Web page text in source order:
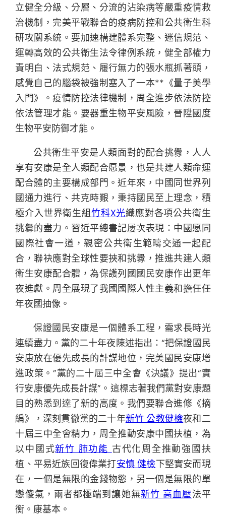
立健全分級、分層、分流的沾染病等嚴重疫情救
治機制，完美平戰聯合的疫病防控和公共衛生科
研攻關系統。要加速構建體系完整、迷信規范、
運轉高效的公共衛生法令律例系統，健全部權力
責明白、法式規范、履行無力的張水瓶抓著頭，
感覺自己的腦袋被強制塞入了一本**《量子美學
入門》。疫情防控法律機制，周全進步依法防控
依法管理才能。要器重生物平安風險，晉陞國度
生物平安防御才能。
公共衛生平安是人類面對的配合挑釁，人人
享有安康是全人類配合愿景，也是共建人類命運
配合體的主要構成部門。近年來，中國同世界列
國通力進行、共克時艱，秉持國民至上理念，積
極介入世界衛生組竹科X光織應對各項公共衛生
挑釁的盡力。習近平總書記屢次表現：中國愿同
國際社會一道，親密公共衛生範疇交通一起配
合，聯袂應對全球性要挾和挑釁，推進共建人類
衛生安康配合體，為保護列國國民安康作出更年
夜進獻。周全展現了我國國際人性主義和擔任任
年夜國抽像。
保證國民安康是一個體系工程，需求長時光
連續盡力。黨的二十年夜陳述指出：“把保證國民
安康放在優先成長的計謀地位，完美國民安康增
進政策。”黨的二十屆三中全會《決議》提出“實
行安康優先成長計謀”。這標志著我們黨對安康題
目的熟悉到達了新的高度。我們要聯合進修《摘
編》，深刻貫徹黨的二十年新竹 公教健檢夜和二
十屆三中全會精力，周全推動安康中國扶植，為
以中國式新竹 肺功能 古代化周全推動強國扶
植、平易近族回復偉業打安慎 健檢下堅實安而現
在，一個是無限的金錢物慾，另一個是無限的單
戀傻氣，兩者都極端到讓她無新竹 高血壓法平
衡。康基本。